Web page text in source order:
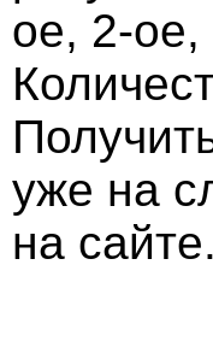
ое, 2-ое,
уже на
на сайте.